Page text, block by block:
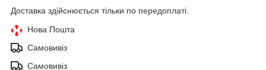
Доставка здійснюється тільки по передоплаті.
Нова Пошта
Самовивіз
Самовивіз